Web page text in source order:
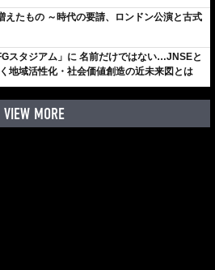
。川崎は、ずっと成長曲線だから」
えたもの ～時代の要請、ロンドン公演と古式
スタジアム」に 名前だけではない…JNSEと
地域活性化・社会価値創造の近未来図とは
VIEW MORE